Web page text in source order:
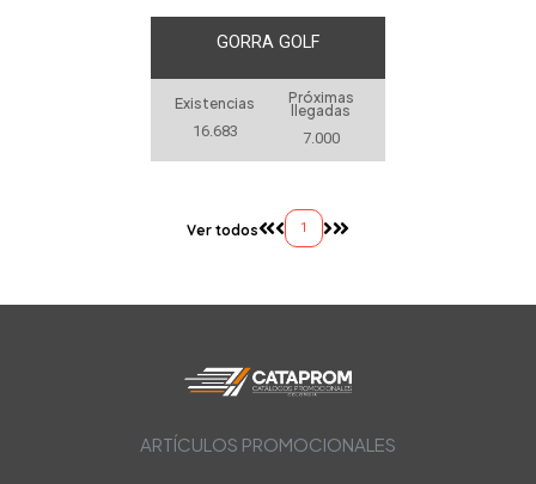
GORRA GOLF
Existencias
16.683
Próximas
llegadas
7.000
Ver todos 1
ARTÍCULOS PROMOCIONALES